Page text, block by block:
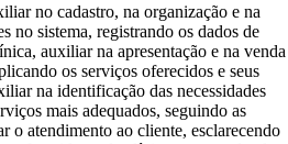
no cadastro, na organização e na
no sistema, registrando os dados de
auxiliar na apresentação e na venda
os serviços oferecidos e seus
na identificação das necessidades
mais adequados, seguindo as
o atendimento ao cliente, esclarecendo